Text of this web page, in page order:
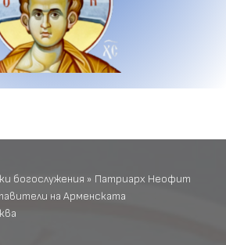
богослужения » Патриарх Неофит
на Арменската